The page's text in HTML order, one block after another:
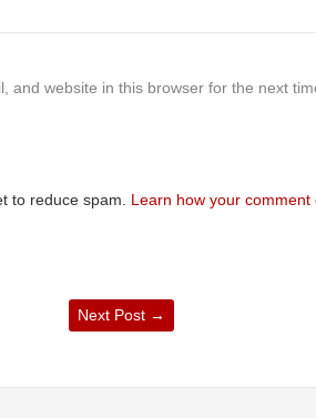
and website in this browser for the next
to reduce spam. Learn how your
Next Post →